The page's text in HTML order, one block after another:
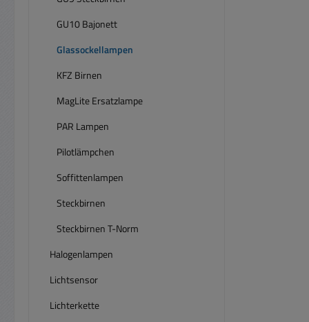
GU10 Bajonett
Glassockellampen
KFZ Birnen
MagLite Ersatzlampe
PAR Lampen
Pilotlämpchen
Soffittenlampen
Steckbirnen
Steckbirnen T-Norm
Halogenlampen
Lichtsensor
Lichterkette